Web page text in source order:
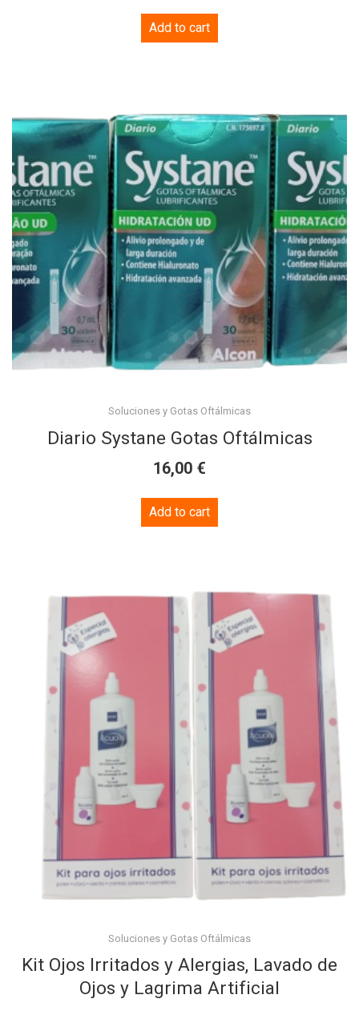
Add to cart
Soluciones y Gotas Oftálmicas
Diario Systane Gotas Oftálmicas
16,00 €
Add to cart
Soluciones y Gotas Oftálmicas
Kit Ojos Irritados y Alergias, Lavado de
Ojos y Lagrima Artificial